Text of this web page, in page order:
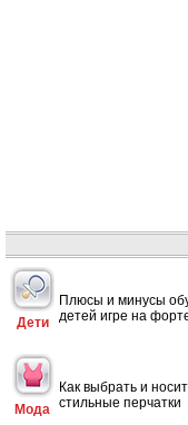
Дети
Плюсы и минусы
детей игре на
Мода
Как выбрать и
стильные перчатки